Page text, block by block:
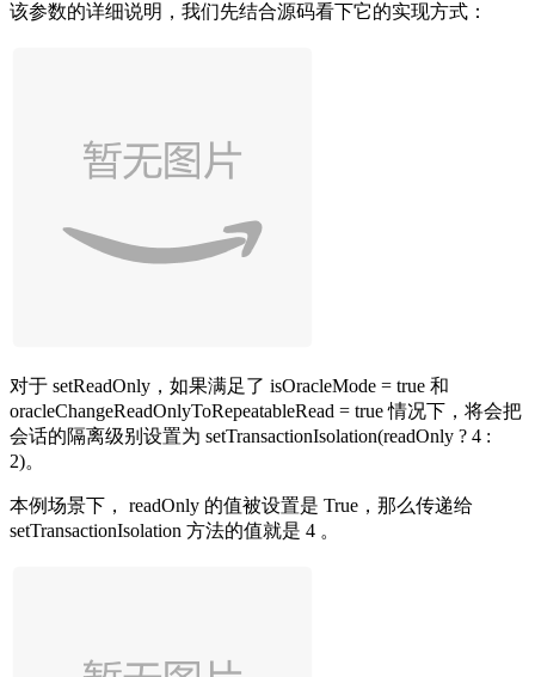
该参数的详细说明，我们先结合源码看下它的实现方式：
对于 setReadOnly ，如果满足了 isOracleMode = true 和
oracleChangeReadOnlyToRepeatableRead = true情况下，将会把
会话的隔离级别设置为 setTransactionIsolation(readOnly ? 4 :
2)。
本例场景下， readOnly 的值被设置是 True ，那么传递给
setTransactionIsolation 方法的值就是 4 。